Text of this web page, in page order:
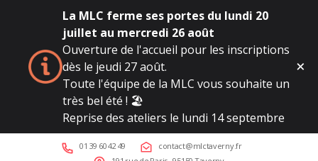
La MLC ferme ses portes du lundi 20
juillet au mercredi 26 août
Ouverture de l'accueil pour les inscriptions
dès le jeudi 27 août.
Toute l'équipe de la MLC vous souhaite un
très bel été ! 🏖️
Reprise des ateliers le lundi 14 septembre
01 39 60 42 49
contact@mlctaverny.fr